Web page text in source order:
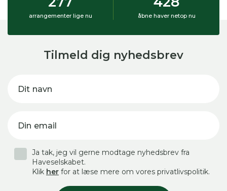
arrangementer lige nu åbne haver netop nu
Tilmeld dig nyhedsbrev
Dit navn
Din email
Ja tak, jeg vil gerne modtage nyhedsbrev fra
Haveselskabet.
Klik her for at læse mere om vores privatlivspolitik.